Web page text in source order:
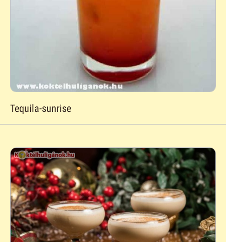
Tequila-sunrise